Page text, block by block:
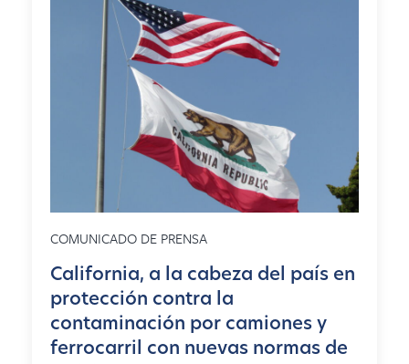
COMUNICADO DE PRENSA
California, a la cabeza del país en
protección contra la
contaminación por camiones y
ferrocarril con nuevas normas de